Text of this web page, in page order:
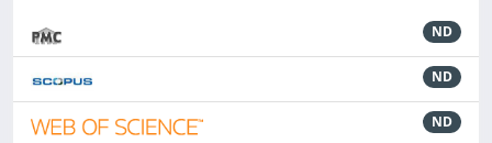
ND
ND
ND